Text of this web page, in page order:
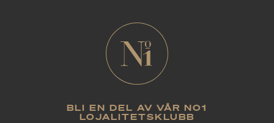
BLI EN DEL AV VÅR NO1
LOJALITETSKLUBB